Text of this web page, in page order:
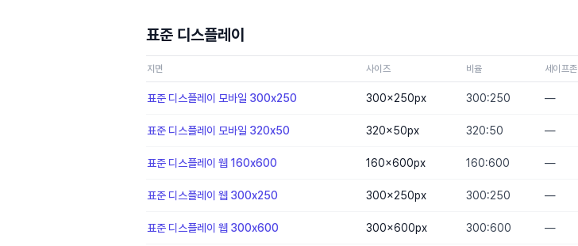
표준 디스플레이
지면 사이즈 비율 세이프존
표준 디스플레이 모바일 300x250 300×250px 300:250 —
표준 디스플레이 모바일 320x50 320×50px 320:50 —
표준 디스플레이 웹 160x600 160×600px 160:600 —
표준 디스플레이 웹 300x250 300×250px 300:250 —
표준 디스플레이 웹 300x600 300×600px 300:600 —